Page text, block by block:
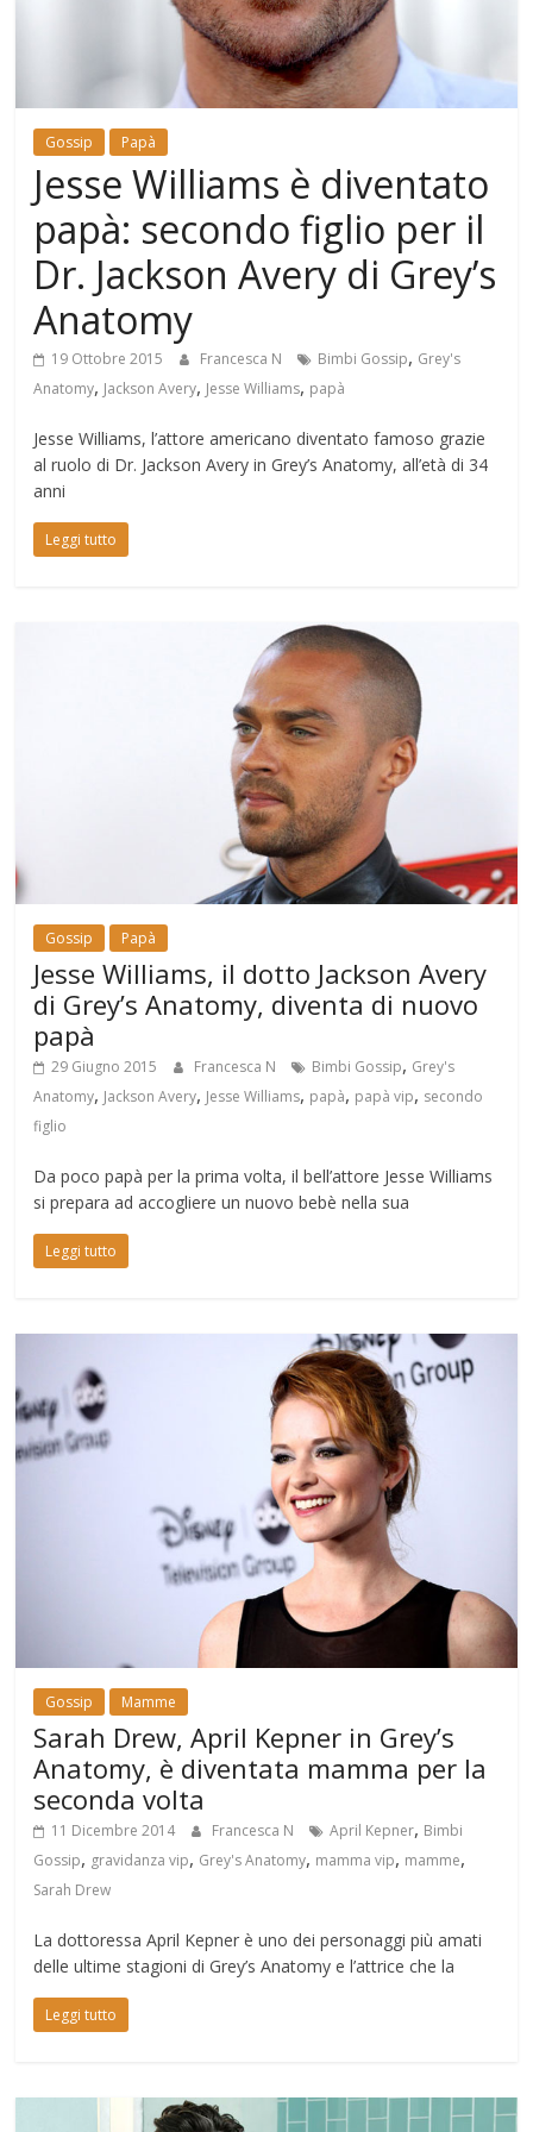
Gossip Papà
Jesse Williams è diventato
papà: secondo figlio per il
Dr. Jackson Avery di Grey’s
Anatomy
19 Ottobre 2015 Francesca N Bimbi Gossip, Grey's
Anatomy, Jackson Avery, Jesse Williams, papà
Jesse Williams, l’attore americano diventato famoso grazie
al ruolo di Dr. Jackson Avery in Grey’s Anatomy, all’età di 34
anni
Leggi tutto
Gossip Papà
Jesse Williams, il dotto Jackson Avery
di Grey’s Anatomy, diventa di nuovo
papà
29 Giugno 2015 Francesca N Bimbi Gossip, Grey's
Anatomy, Jackson Avery, Jesse Williams, papà, papà vip, secondo
figlio
Da poco papà per la prima volta, il bell’attore Jesse Williams
si prepara ad accogliere un nuovo bebè nella sua
Leggi tutto
Gossip Mamme
Sarah Drew, April Kepner in Grey’s
Anatomy, è diventata mamma per la
seconda volta
11 Dicembre 2014 Francesca N April Kepner, Bimbi
Gossip, gravidanza vip, Grey's Anatomy, mamma vip, mamme,
Sarah Drew
La dottoressa April Kepner è uno dei personaggi più amati
delle ultime stagioni di Grey’s Anatomy e l’attrice che la
Leggi tutto